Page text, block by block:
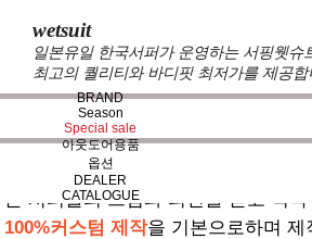
wetsuit
일본유일 한국서퍼가 운영하는 서핑웻
최고의 퀄리티와 바디핏 최저가를 제공합
BRAND
Season
Special sale
아웃도어용품
옵션
DEALER
CATALOGUE
는 서퍼들의 느낌과 의견를 듣고 적
100%커스텀 제작을 기본으로하며